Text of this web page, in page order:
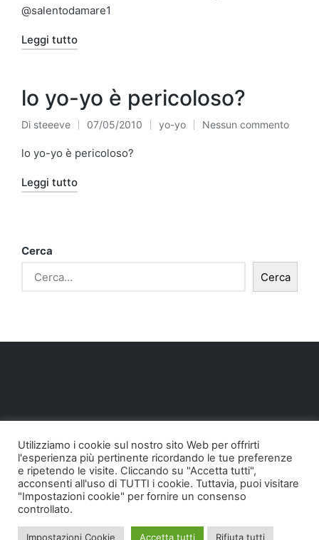
@salentodamare1
Leggi tutto
lo yo-yo è pericoloso?
Pubblicato
da
Di steeeve 07/05/2010
Pubblicato
yo-yo Nessun commento
lo yo-yo è pericoloso?
Leggi tutto
Cerca
Cerca
Copyright 2026 — Pollodigomma ...org. Tutti i diritti
Utilizziamo i cookie sul nostro sito Web per offrirti
l'esperienza più pertinente ricordando le tue preferenze
e ripetendo le visite. Cliccando su "Accetta tutti",
acconsenti all'uso di TUTTI i cookie. Tuttavia, puoi visitare
"Impostazioni cookie" per fornire un consenso
controllato.
Impostazioni Cookie Accetta tutti Rifiuta tutti